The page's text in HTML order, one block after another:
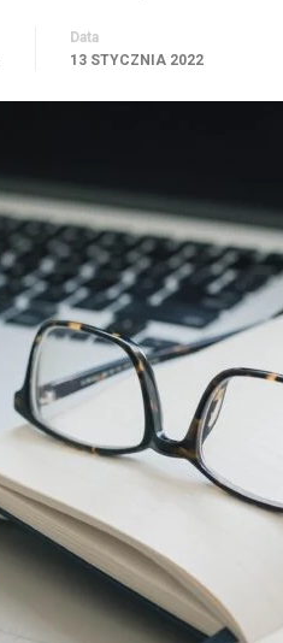
Data
13 STYCZNIA 2022